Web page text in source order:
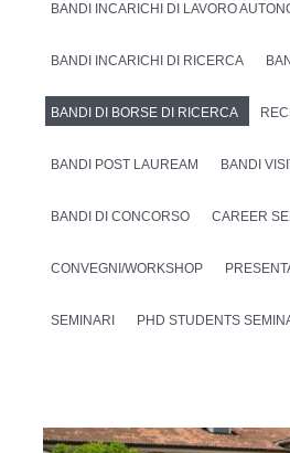
BANDI INCARICHI DI LAVORO
BANDI INCARICHI DI RICERCA
BANDI DI BORSE DI RICERCA
BANDI POST LAUREAM BANDI
BANDI DI CONCORSO CAREER
CONVEGNI/WORKSHOP
SEMINARI PHD STUDENTS